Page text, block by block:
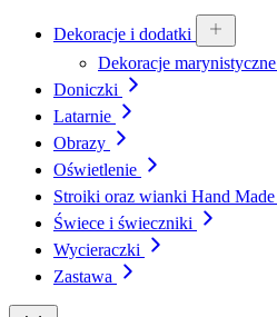
Dekoracje i dodatki
Dekoracje marynistyczne
Doniczki
Latarnie
Obrazy
Oświetlenie
Stroiki oraz wianki Hand Made
Świece i świeczniki
Wycieraczki
Zastawa